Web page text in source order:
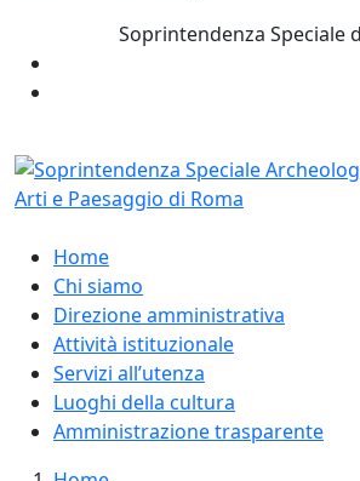
Soprintendenza Speciale
Home
Chi siamo
Direzione amministrativa
Attività istituzionale
Servizi all’utenza
Luoghi della cultura
Amministrazione trasparente